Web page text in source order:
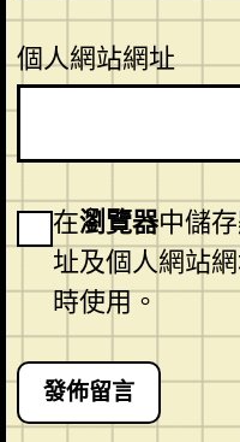
個人網站網址
在瀏覽器中儲
址及個人網站
時使用。